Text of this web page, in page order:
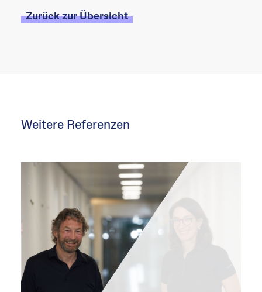
Zurück zur Übersicht
Weitere Referenzen
Die praxis am rhy arbeitet seit 2019 mit
BlueConnect
Anzahl Ärzte 9
Anzahl MPAs 16
Praxissoftware Triamed